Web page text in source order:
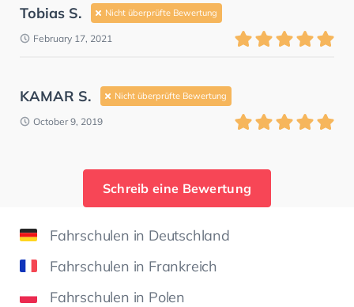
Tobias S. Nicht überprüfte Bewertung
February 17, 2021
KAMAR S. Nicht überprüfte Bewertung
October 9, 2019
Schreib eine Bewertung
Fahrschulen in Deutschland
Fahrschulen in Frankreich
Fahrschulen in Polen